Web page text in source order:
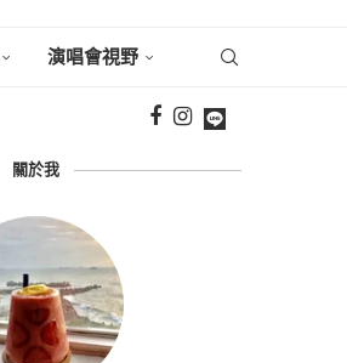
演唱會視野
關於我